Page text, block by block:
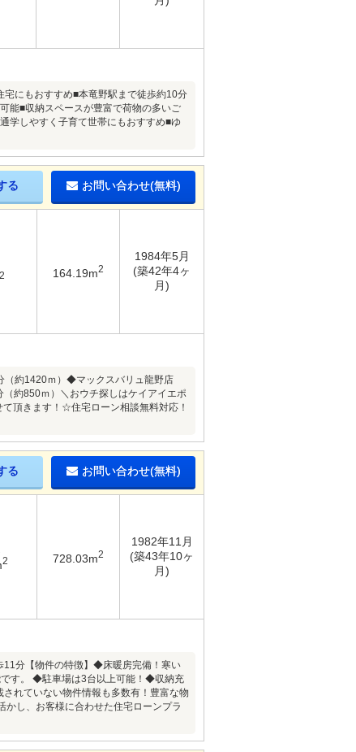
にもおすすめ■本竜野駅まで徒歩約10分
能■収納スペースが豊富で荷物の多いご
学しやすく子育て世帯にもおすすめ■ゆ
る お問い合わせ(無料)
2 164.19m2
1984年5月
(築42年4ヶ
月)
（約1420ｍ）◆マックスバリュ龍野店
約850ｍ）＼おウチ探しはケイアイエポ
頂きます！☆住宅ローン相談無料対応！
る お問い合わせ(無料)
2 728.03m2
1982年11月
(築43年10ヶ
月)
分【物件の特徴】◆床暖房完備！寒い
す。 ◆駐車場は3台以上可能！◆収納充
れていない物件情報も多数有！豊富な物
し、お客様に合わせた住宅ローンプラ